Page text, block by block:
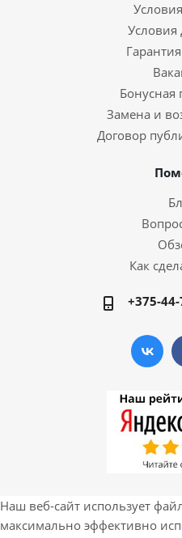
Условия
Бонусная
Замена и
Договор
Как
+375-
Наш веб-сайт использует
максимально эффективно